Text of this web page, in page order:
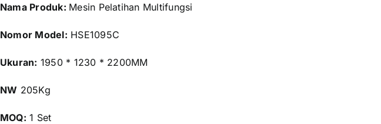
Nama Produk: Mesin Pelatihan Multifungsi
Nomor Model: HSE1095C
Ukuran: 1950 * 1230 * 2200MM
NW 205Kg
MOQ: 1 Set